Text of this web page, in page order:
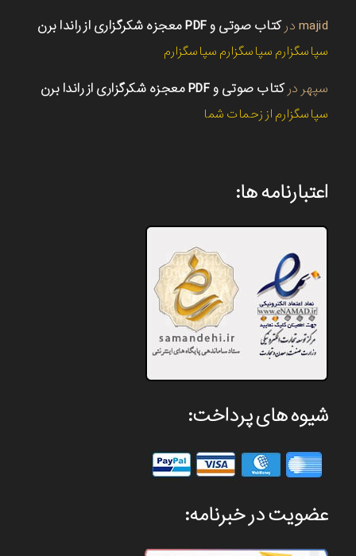
majid درکتاب صوتی و PDF معجزه شکرگزاری از راندا برن
سپاسگزارم سپاسگزارم سپاسگزارم
سپهر درکتاب صوتی و PDF معجزه شکرگزاری از راندا برن
سپاسگزارم از زحمات شما
اعتبارنامه ها:
شیوه های پرداخت:
عضویت در خبرنامه: